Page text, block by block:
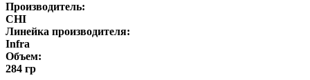
Производитель:
CHI
Линейка производителя:
Infra
Объем:
284 гр